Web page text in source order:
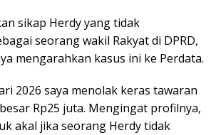
sikap Herdy yang tidak
seorang wakil Rakyat di DPRD,
mengarahkan kasus ini ke Perdata.
2026 saya menolak keras tawaran
Rp25 juta. Mengingat profilnya,
akal jika seorang Herdy tidak